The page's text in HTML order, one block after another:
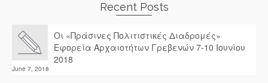
Recent Posts
Οι «Πράσινες Πολιτιστικές Διαδρομές»
Εφορεία Αρχαιοτήτων Γρεβενών 7-10 Ιουνίου
2018
June 7, 2018